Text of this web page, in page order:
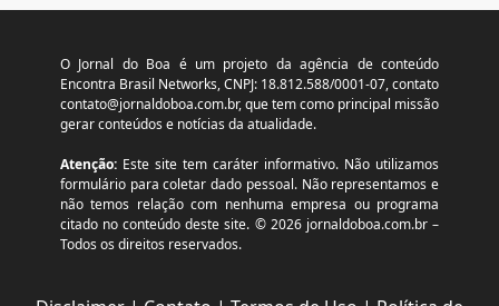
O Jornal do Boa é um projeto da agência de conteúdo
Encontra Brasil Networks, CNPJ: 18.812.588/0001-07, contato
contato@jornaldoboa.com.br, que tem como principal missão
gerar conteúdos e notícias da atualidade.
Atenção:Este site tem caráter informativo. Não utilizamos
formulário para coletar dado pessoal. Não representamos e
não temos relação com nenhuma empresa ou programa
citado no conteúdo deste site. © 2026 jornaldoboa.com.br –
Todos os direitos reservados.